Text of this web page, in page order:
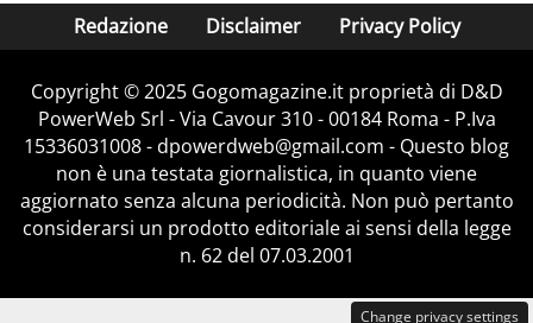
Redazione Disclaimer Privacy Policy
Copyright © 2025 Gogomagazine.it proprietà di D&D
PowerWeb Srl - Via Cavour 310 - 00184 Roma - P.Iva
15336031008 - dpowerdweb@gmail.com - Questo blog
non è una testata giornalistica, in quanto viene
aggiornato senza alcuna periodicità. Non può pertanto
considerarsi un prodotto editoriale ai sensi della legge
n. 62 del 07.03.2001
Change privacy settings